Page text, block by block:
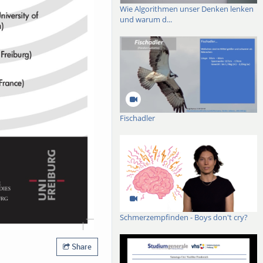
Share
Wie Algorithmen unser Denken lenken
und warum d...
Fischadler
Schmerzempfinden - Boys don't cry?